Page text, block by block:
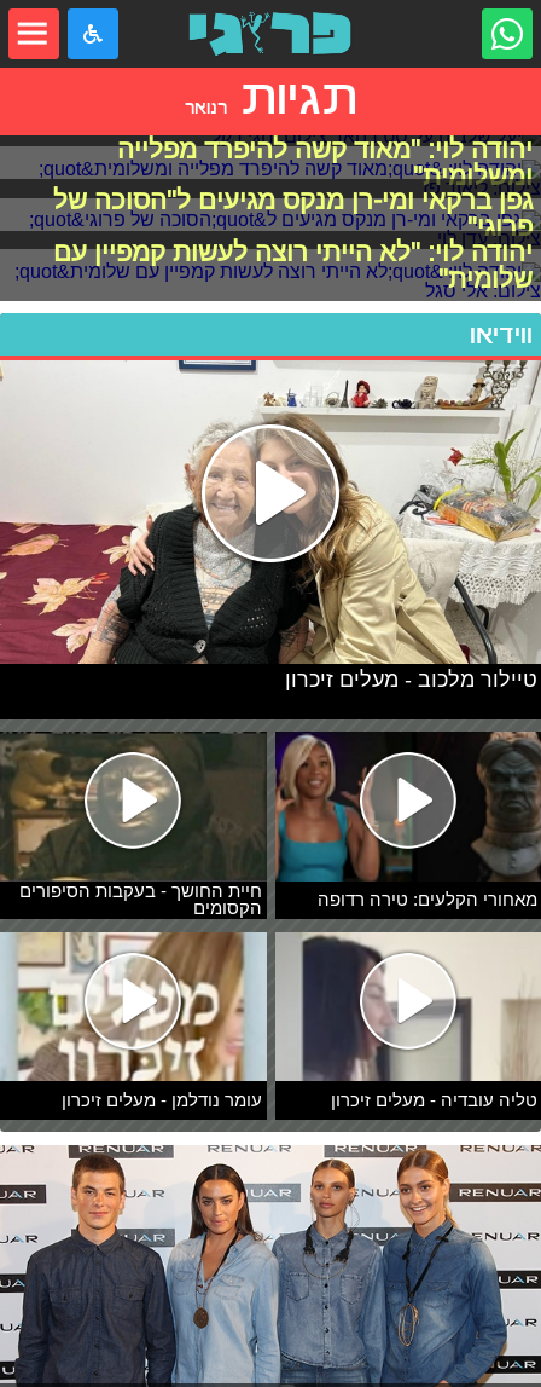
תגיותרנואר
יעל שלביה על סט רנואר
יהודה לוי: "מאוד קשה להיפרד מפלייה
ומשלומית"
גפן ברקאי ומי-רן מנקס מגיעים ל"הסוכה של
פרוגי"
יהודה לוי: "לא הייתי רוצה לעשות קמפיין עם
שלומית"
ווידיאו
מאחורי הקלעים: טירה רדופה
חיית החושך - בעקבות הסיפורים
הקסומים
טליה עובדיה - מעלים זיכרון עומר נודלמן - מעלים זיכרון
טיילור מלכוב - מעלים זיכרון